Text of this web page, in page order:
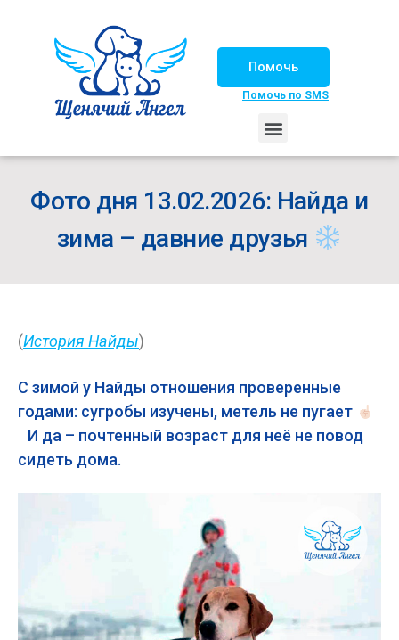
Помочь
Помочь по SMS
Фото дня 13.02.2026: Найда и
зима – давние друзья
(История Найды)
С зимой у Найды отношения проверенные
годами: сугробы изучены, метель не пугает
И да – почтенный возраст для неё не повод
сидеть дома.